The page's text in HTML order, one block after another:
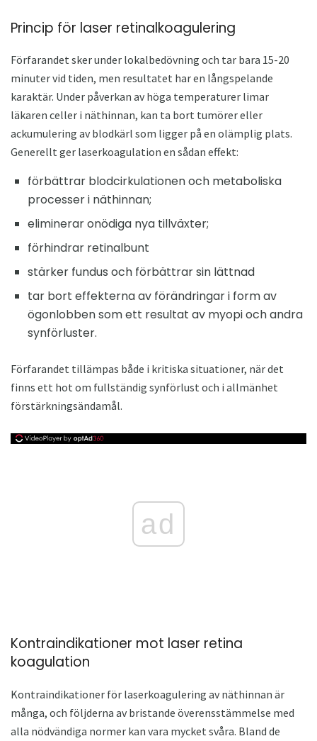
Princip för laser retinalkoagulering
Förfarandet sker under lokalbedövning och tar bara 15-20
minuter vid tiden, men resultatet har en långspelande
karaktär. Under påverkan av höga temperaturer limar
läkaren celler i näthinnan, kan ta bort tumörer eller
ackumulering av blodkärl som ligger på en olämplig plats.
Generellt ger laserkoagulation en sådan effekt:
förbättrar blodcirkulationen och metaboliska
processer i näthinnan;
eliminerar onödiga nya tillväxter;
förhindrar retinalbunt
stärker fundus och förbättrar sin lättnad
tar bort effekterna av förändringar i form av
ögonlobben som ett resultat av myopi och andra
synförluster.
Förfarandet tillämpas både i kritiska situationer, när det
finns ett hot om fullständig synförlust och i allmänhet
förstärkningsändamål.
ad
Kontraindikationer mot laser retina
koagulation
Kontraindikationer för laserkoagulering av näthinnan är
många, och följderna av bristande överensstämmelse med
alla nödvändiga normer kan vara mycket svåra. Bland de